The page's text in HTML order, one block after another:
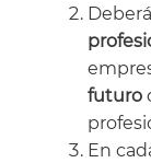
futuro
En